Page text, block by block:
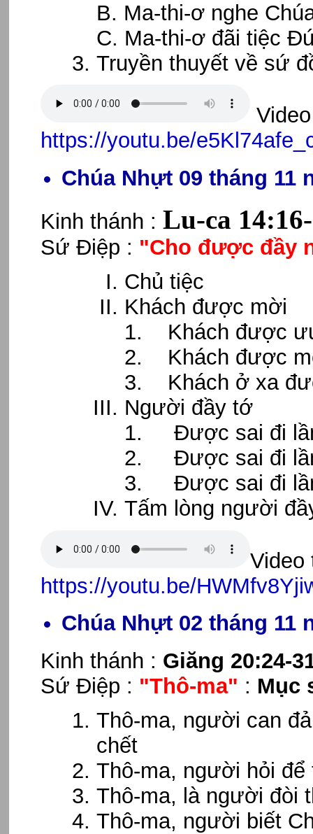
B. Ma-thi-ơ nghe
C. Ma-thi-ơ đãi tiệc
Truyền thuyết về sứ
https://youtu.be/
Chúa Nhựt 09 tháng 11
Kinh thánh : Lu-ca
Sứ Điệp : "Cho được đầy
Chủ tiệc
Khách được mời
1. Khách được
2. Khách được
3. Khách ở xa
Người đầy tớ
1. Được sai đi
2. Được sai đi
3. Được sai đi
Tấm lòng người
Video
https://youtu.be/
Chúa Nhựt 02 tháng 11
Kinh thánh : Giăng 20:24-
Sứ Điệp : "Thô-ma" : Mục
Thô-ma, người can
chết
Thô-ma, người hỏi để
Thô-ma, là người đòi
Thô-ma, người biết